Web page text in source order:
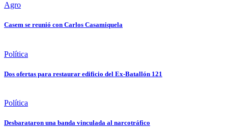
Agro
Casem se reunió con Carlos Casamiquela
Política
Dos ofertas para restaurar edificio del Ex-Batallón 121
Política
Desbarataron una banda vinculada al narcotráfico